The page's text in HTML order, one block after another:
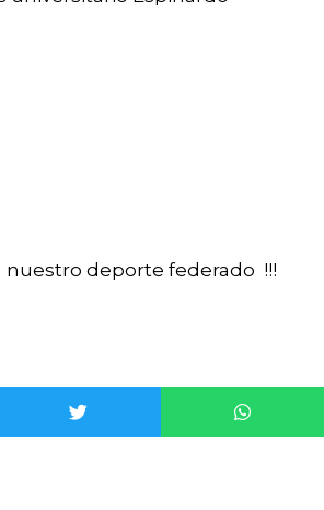
nuestro deporte federado !!!